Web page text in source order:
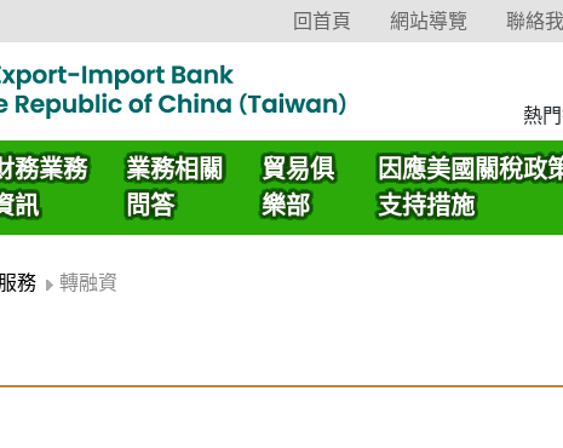
回首頁 網站導覽 聯絡
熱門
務業務
訊
業務相關
問答
貿易俱
樂部
因應美國關稅政
支持措施
務 轉融資